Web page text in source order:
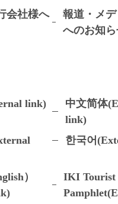
会社様へ
報道・メ
へのお知
link)
中文简体
link)
한국어
）
IKI Tourist